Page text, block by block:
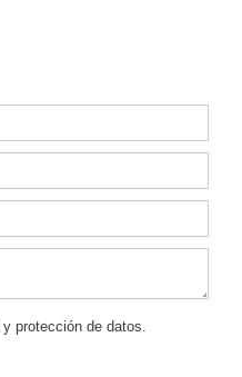
protección de datos.